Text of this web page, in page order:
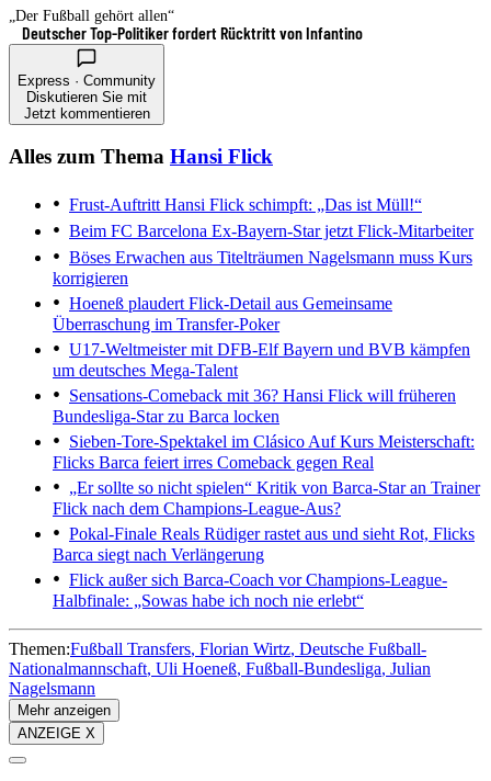
„Der Fußball gehört allen“
Deutscher Top-Politiker fordert Rücktritt von Infantino
Express · Community
Diskutieren Sie mit
Jetzt kommentieren
Alles zum Thema Hansi Flick
Frust-Auftritt Hansi Flick schimpft: „Das ist Müll!“
Beim FC Barcelona Ex-Bayern-Star jetzt Flick-Mitarbeiter
Böses Erwachen aus Titelträumen Nagelsmann muss Kurs
korrigieren
Hoeneß plaudert Flick-Detail aus Gemeinsame
Überraschung im Transfer-Poker
U17-Weltmeister mit DFB-ElfBayern und BVB kämpfen
um deutsches Mega-Talent
Sensations-Comeback mit 36? Hansi Flick will früheren
Bundesliga-Star zu Barca locken
Sieben-Tore-Spektakel im Clásico Auf Kurs Meisterschaft:
Flicks Barca feiert irres Comeback gegen Real
„Er sollte so nicht spielen“ Kritik von Barca-Star an Trainer
Flick nach dem Champions-League-Aus?
Pokal-Finale Reals Rüdiger rastet aus und sieht Rot, Flicks
Barca siegt nach Verlängerung
Flick außer sich Barca-Coach vor Champions-League-
Halbfinale: „Sowas habe ich noch nie erlebt“
Themen:Fußball Transfers Florian Wirtz Deutsche Fußball-
Nationalmannschaft Uli Hoeneß Fußball-Bundesliga Julian
Nagelsmann
Mehr anzeigen
ANZEIGE X